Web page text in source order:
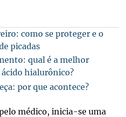
como se proteger e o
picadas
qual é a melhor
hialurônico?
por que acontece?
médico, inicia-se uma